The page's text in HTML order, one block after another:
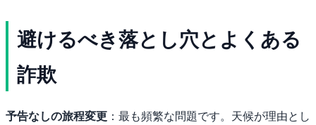
避けるべき落とし穴とよくある
詐欺
予告なしの旅程変更 ：最も頻繁な問題です。天候が理由とし